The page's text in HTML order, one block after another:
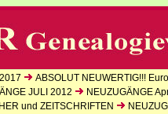
ABSOLUT NEUWERTIG!!!
JULI 2012
NEUZUGÄNGE
und ZEITSCHRIFTEN